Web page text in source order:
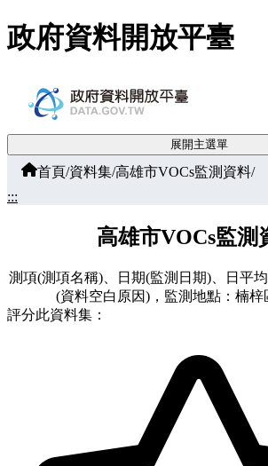
跳至主要內容
政府資料開放平臺
展開主選單
首頁/資料集/高雄市VOCs監測資料/
:::
高雄市VOCs監測
測項(測項名稱)、日期(監測日期)、日平
(資料空白原因)，監測地點：楠梓
評分此資料集：